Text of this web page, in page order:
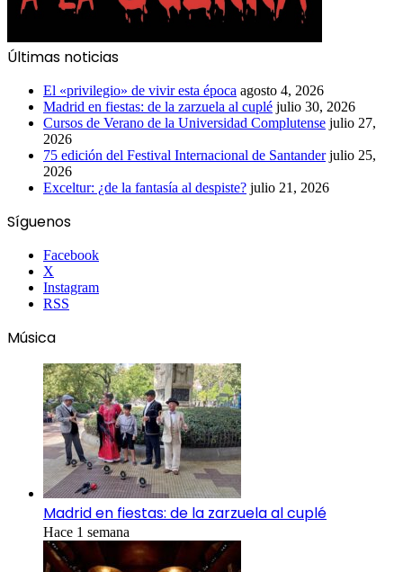
Últimas noticias
El «privilegio» de vivir esta época agosto 4, 2026
Madrid en fiestas: de la zarzuela al cuplé julio 30, 2026
Cursos de Verano de la Universidad Complutense julio 27,
2026
75 edición del Festival Internacional de Santander julio 25,
2026
Exceltur: ¿de la fantasía al despiste? julio 21, 2026
Síguenos
Facebook
X
Instagram
RSS
Música
Madrid en fiestas: de la zarzuela al cuplé
Hace 1 semana